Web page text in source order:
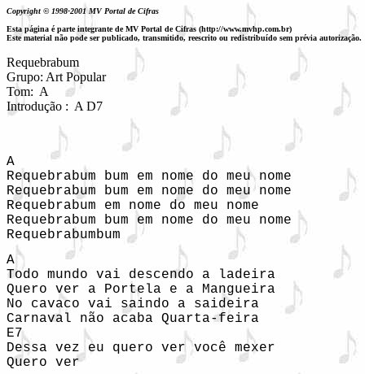
Copyright © 1998-2001 MV Portal de Cifras
Esta página é parte integrante de MV Portal de Cifras (http://www.mvhp.com.br)
Este material não pode ser publicado, transmitido, reescrito ou redistribuído sem prévia autorização.
Requebrabum
Grupo: Art Popular
Tom:  A
Introdução :  A D7
A
Requebrabum bum em nome do meu nome
Requebrabum bum em nome do meu nome
Requebrabum em nome do meu nome
Requebrabum bum em nome do meu nome
Requebrabumbum
A
Todo mundo vai descendo a ladeira
Quero ver a Portela e a Mangueira
No cavaco vai saindo a saideira
Carnaval não acaba Quarta-feira
E7
Dessa vez eu quero ver você mexer
Quero ver